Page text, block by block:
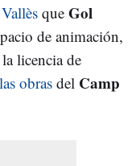
que Gol
de animación,
licencia de
obrasdel Camp